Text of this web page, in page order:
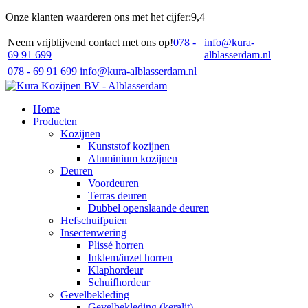
Onze klanten waarderen ons met het cijfer:9,4
Neem vrijblijvend contact met ons op!078 -
69 91 699
info@kura-
alblasserdam.nl
078 - 69 91 699 info@kura-alblasserdam.nl
Home
Producten
Kozijnen
Kunststof kozijnen
Aluminium kozijnen
Deuren
Voordeuren
Terras deuren
Dubbel openslaande deuren
Hefschuifpuien
Insectenwering
Plissé horren
Inklem/inzet horren
Klaphordeur
Schuifhordeur
Gevelbekleding